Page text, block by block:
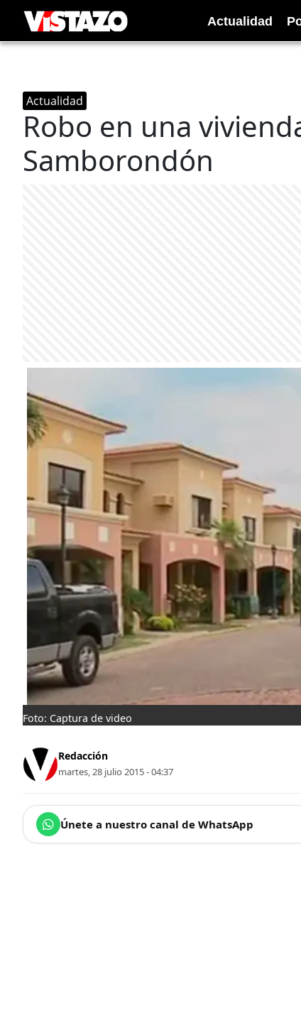
Actualidad
Actualidad
Robo en una
Samborondón
Foto: Captura de video
Redacción
martes, 28 julio 2015 - 04:37
Únete a nuestro canal de WhatsApp